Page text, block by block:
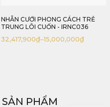
NHẪN CƯỚI MILGRAIN VÁT CẠNH
ĐÍNH ĐÁ SANG TRỌNG HIỆN ĐẠI -
PHẨM